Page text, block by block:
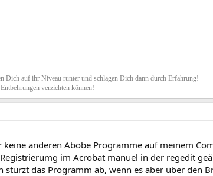
Dich auf ihr Niveau runter und schlagen Dich dann durch Erfahrung!
verzichten können!
keine anderen Abobe Programme auf meinem
im Acrobat manuel in der regedit
stürzt das Programm ab, wenn es aber über den